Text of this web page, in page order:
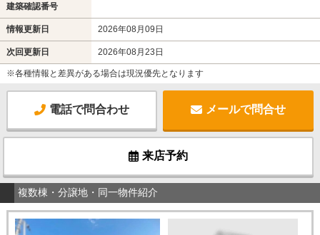
建築確認番号
情報更新日 2026年08月09日
次回更新日 2026年08月23日
※各種情報と差異がある場合は現況優先となります
電話で問合わせ メールで問合せ
来店予約
複数棟・分譲地・同一物件紹介